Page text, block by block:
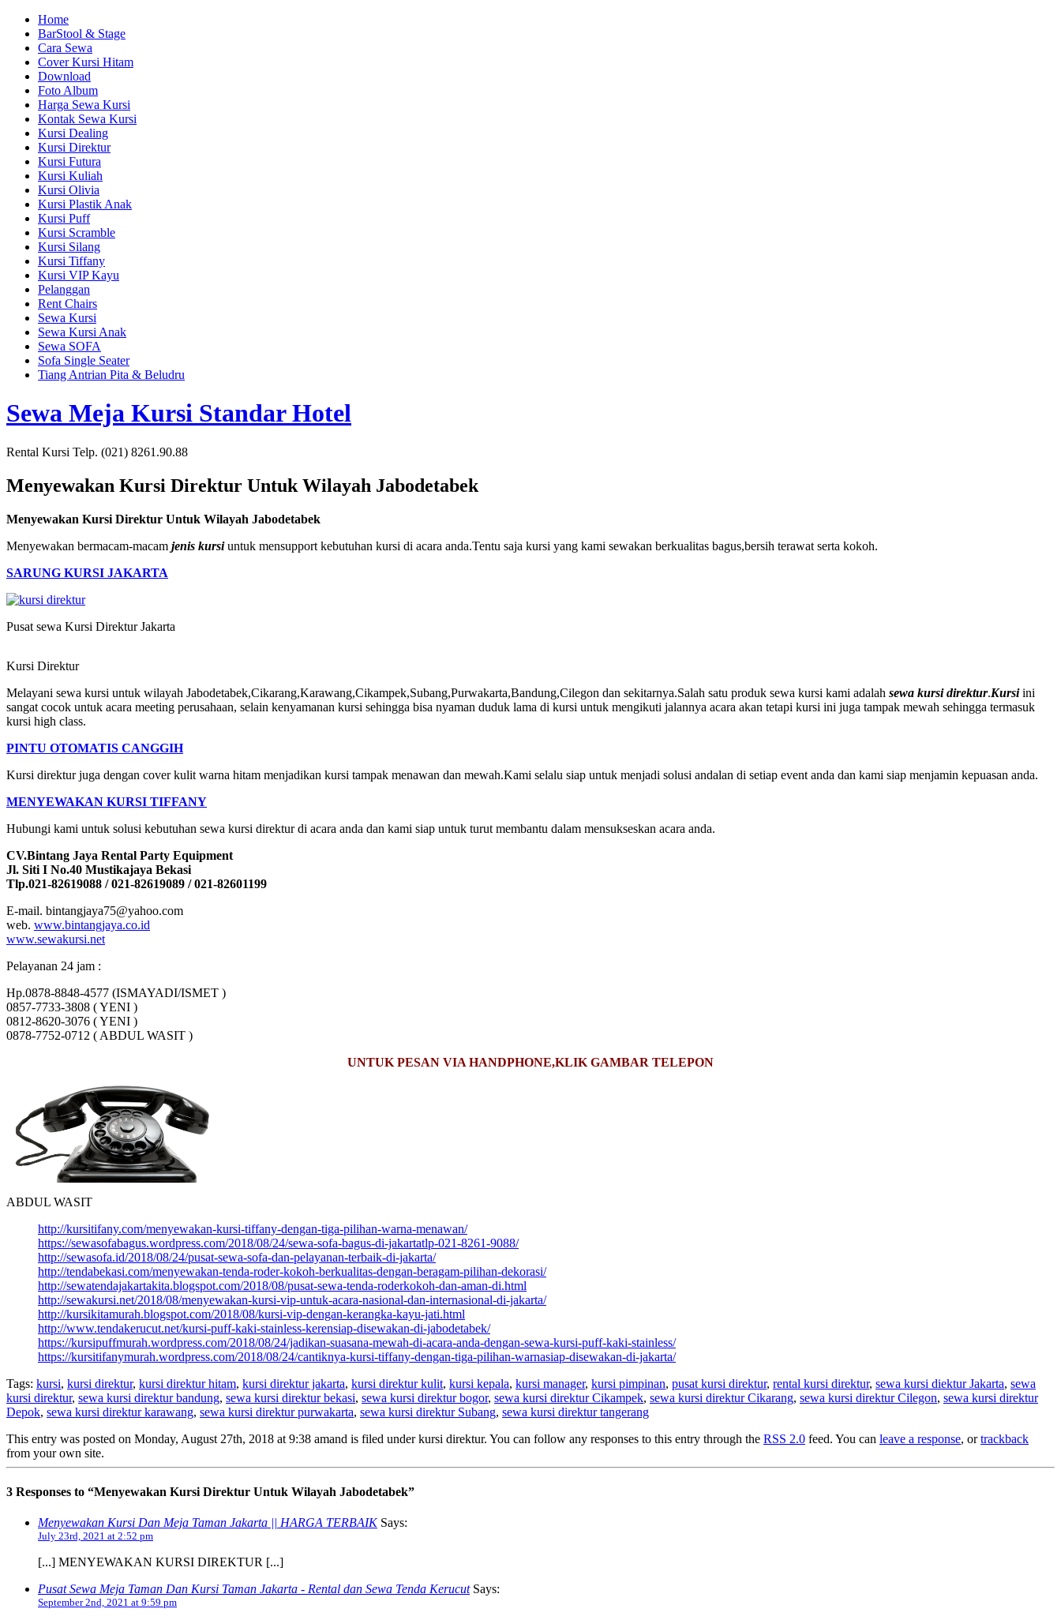
Home
BarStool & Stage
Cara Sewa
Cover Kursi Hitam
Download
Foto Album
Harga Sewa Kursi
Kontak Sewa Kursi
Kursi Dealing
Kursi Direktur
Kursi Futura
Kursi Kuliah
Kursi Olivia
Kursi Plastik Anak
Kursi Puff
Kursi Scramble
Kursi Silang
Kursi Tiffany
Kursi VIP Kayu
Pelanggan
Rent Chairs
Sewa Kursi
Sewa Kursi Anak
Sewa SOFA
Sofa Single Seater
Tiang Antrian Pita & Beludru
Sewa Meja Kursi Standar Hotel
Rental Kursi Telp. (021) 8261.90.88
Menyewakan Kursi Direktur Untuk Wilayah Jabodetabek
Menyewakan Kursi Direktur Untuk Wilayah Jabodetabek
Menyewakan bermacam-macam jenis kursiuntuk mensupport kebutuhan kursi di acara anda.Tentu saja kursi yang kami sewakan berkualitas bagus,bersih terawat serta kokoh.
SARUNG KURSI JAKARTA
Pusat sewa Kursi Direktur Jakarta
Kursi Direktur
Melayani sewa kursi untuk wilayah Jabodetabek,Cikarang,Karawang,Cikampek,Subang,Purwakarta,Bandung,Cilegon dan sekitarnya.Salah satu produk sewa kursi kami adalah sewa kursi direktur.Kursiini
sangat cocok untuk acara meeting perusahaan, selain kenyamanan kursi sehingga bisa nyaman duduk lama di kursi untuk mengikuti jalannya acara akan tetapi kursi ini juga tampak mewah sehingga termasuk
kursi high class.
PINTU OTOMATIS CANGGIH
Kursi direktur juga dengan cover kulit warna hitam menjadikan kursi tampak menawan dan mewah.Kami selalu siap untuk menjadi solusi andalan di setiap event anda dan kami siap menjamin kepuasan anda.
MENYEWAKAN KURSI TIFFANY
Hubungi kami untuk solusi kebutuhan sewa kursi direktur di acara anda dan kami siap untuk turut membantu dalam mensukseskan acara anda.
CV.Bintang Jaya Rental Party Equipment
Jl. Siti I No.40 Mustikajaya Bekasi
Tlp.021-82619088 / 021-82619089 / 021-82601199
E-mail. bintangjaya75@yahoo.com
web. www.bintangjaya.co.id
www.sewakursi.net
Pelayanan 24 jam :
Hp.0878-8848-4577 (ISMAYADI/ISMET )
0857-7733-3808 ( YENI )
0812-8620-3076 ( YENI )
0878-7752-0712 ( ABDUL WASIT )
UNTUK PESAN VIA HANDPHONE,KLIK GAMBAR TELEPON
ABDUL WASIT
http://kursitifany.com/menyewakan-kursi-tiffany-dengan-tiga-pilihan-warna-menawan/
https://sewasofabagus.wordpress.com/2018/08/24/sewa-sofa-bagus-di-jakartatlp-021-8261-9088/
http://sewasofa.id/2018/08/24/pusat-sewa-sofa-dan-pelayanan-terbaik-di-jakarta/
http://tendabekasi.com/menyewakan-tenda-roder-kokoh-berkualitas-dengan-beragam-pilihan-dekorasi/
http://sewatendajakartakita.blogspot.com/2018/08/pusat-sewa-tenda-roderkokoh-dan-aman-di.html
http://sewakursi.net/2018/08/menyewakan-kursi-vip-untuk-acara-nasional-dan-internasional-di-jakarta/
http://kursikitamurah.blogspot.com/2018/08/kursi-vip-dengan-kerangka-kayu-jati.html
http://www.tendakerucut.net/kursi-puff-kaki-stainless-kerensiap-disewakan-di-jabodetabek/
https://kursipuffmurah.wordpress.com/2018/08/24/jadikan-suasana-mewah-di-acara-anda-dengan-sewa-kursi-puff-kaki-stainless/
https://kursitifanymurah.wordpress.com/2018/08/24/cantiknya-kursi-tiffany-dengan-tiga-pilihan-warnasiap-disewakan-di-jakarta/
Tags: kursi, kursi direktur, kursi direktur hitam, kursi direktur jakarta, kursi direktur kulit, kursi kepala, kursi manager, kursi pimpinan, pusat kursi direktur, rental kursi direktur, sewa kursi diektur Jakarta, sewa
kursi direktur, sewa kursi direktur bandung, sewa kursi direktur bekasi, sewa kursi direktur bogor, sewa kursi direktur Cikampek, sewa kursi direktur Cikarang, sewa kursi direktur Cilegon, sewa kursi direktur
Depok, sewa kursi direktur karawang, sewa kursi direktur purwakarta, sewa kursi direktur Subang, sewa kursi direktur tangerang
This entry was posted on Monday, August 27th, 2018 at 9:38 amand is filed under kursi direktur. You can follow any responses to this entry through the RSS 2.0 feed. You can leave a response, ortrackback
from your own site.
3 Responses to “Menyewakan Kursi Direktur Untuk Wilayah Jabodetabek”
Menyewakan Kursi Dan Meja Taman Jakarta || HARGA TERBAIKSays:
July 23rd, 2021 at 2:52 pm
[...] MENYEWAKAN KURSI DIREKTUR [...]
Pusat Sewa Meja Taman Dan Kursi Taman Jakarta - Rental dan Sewa Tenda KerucutSays:
September 2nd, 2021 at 9:59 pm